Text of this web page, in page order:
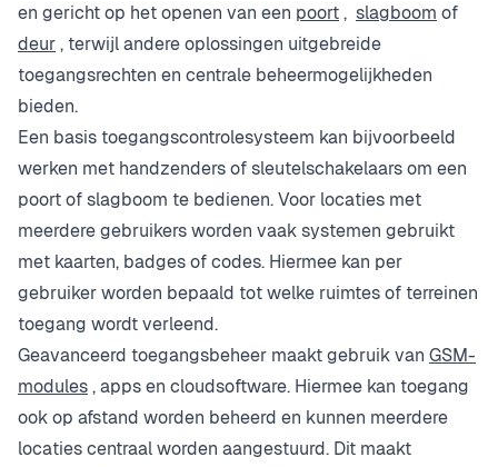
en gericht op het openen van een poort, slagboom of
deur, terwijl andere oplossingen uitgebreide
toegangsrechten en centrale beheermogelijkheden
bieden.
Een basis toegangscontrolesysteem kan bijvoorbeeld
werken met handzenders of sleutelschakelaars om een
poort of slagboom te bedienen. Voor locaties met
meerdere gebruikers worden vaak systemen gebruikt
met kaarten, badges of codes. Hiermee kan per
gebruiker worden bepaald tot welke ruimtes of terreinen
toegang wordt verleend.
Geavanceerd toegangsbeheer maakt gebruik van GSM-
modules, apps en cloudsoftware. Hiermee kan toegang
ook op afstand worden beheerd en kunnen meerdere
locaties centraal worden aangestuurd. Dit maakt